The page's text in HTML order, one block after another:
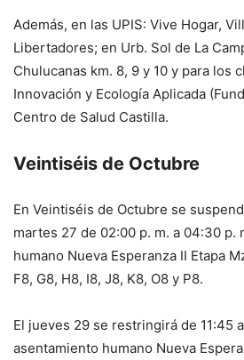
Además, en las UPIS: Vive Hogar,
Libertadores; en Urb. Sol de La
Chulucanas km. 8, 9 y 10 y para los
Innovación y Ecología Aplicada
Centro de Salud Castilla.
Veintiséis de Octubre
En Veintiséis de Octubre se
martes 27 de 02:00 p. m. a 04:30 p.
humano Nueva Esperanza II Etapa
F8, G8, H8, I8, J8, K8, O8 y P8.
El jueves 29 se restringirá de 11:45
asentamiento humano Nueva